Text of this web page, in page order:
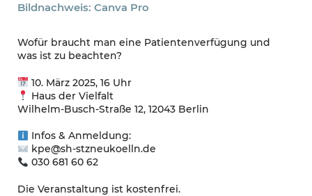
Bildnachweis: Canva Pro
Wofür braucht man eine Patientenverfügung und
was ist zu beachten?
10. März 2025, 16 Uhr
Haus der Vielfalt
Wilhelm-Busch-Straße 12, 12043 Berlin
Infos & Anmeldung:
kpe@sh-stzneukoelln.de
030 681 60 62
Die Veranstaltung ist kostenfrei.